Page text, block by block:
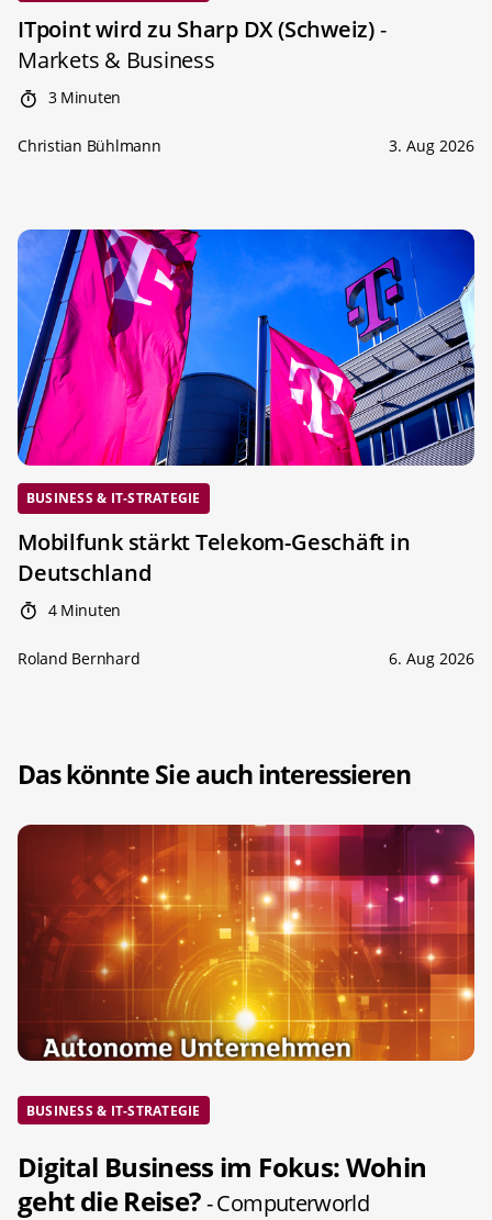
ITpoint wird zu Sharp DX (Schweiz)-
Markets & Business
3 Minuten
Christian Bühlmann 3. Aug 2026
BUSINESS & IT-STRATEGIE
Mobilfunk stärkt Telekom-Geschäft in
Deutschland
4 Minuten
Roland Bernhard 6. Aug 2026
Das könnte Sie auch interessieren
BUSINESS & IT-STRATEGIE
Digital Business im Fokus: Wohin
geht die Reise?- Computerworld